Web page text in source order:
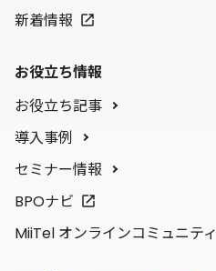
新着情報
お役立ち情報
お役立ち記事
導入事例
セミナー情報
BPOナビ
MiiTel オンラインコミュニティ